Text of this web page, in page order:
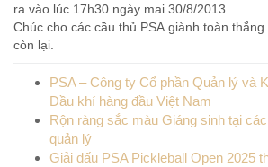
ra vào lúc 17h30 ngày mai 30/8/2013.
Chúc cho các cầu thủ PSA giành toàn
còn lại.
PSA – Công ty Cổ phần Quản lý và
Dầu khí hàng đầu Việt Nam
Rộn ràng sắc màu Giáng sinh tại
quản lý
Giải đấu PSA Pickleball Open 2025